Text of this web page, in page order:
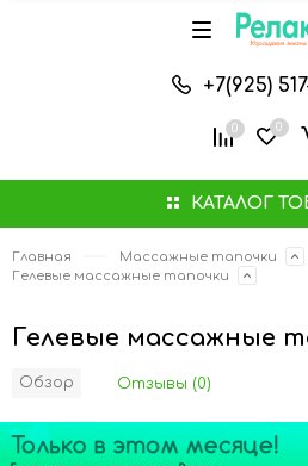
КАТАЛОГ
+7(925)
0 0
Главная
Массажные тапочки
Гелевые массажные тапочки
Гелевые массажные
Обзор Отзывы (0)